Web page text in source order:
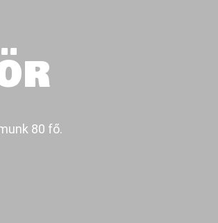
80 fő.